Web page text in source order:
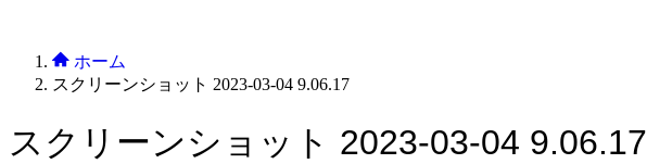
ホーム
スクリーンショット 2023-03-04 9.06.17
スクリーンショット 2023-03-04 9.06.17